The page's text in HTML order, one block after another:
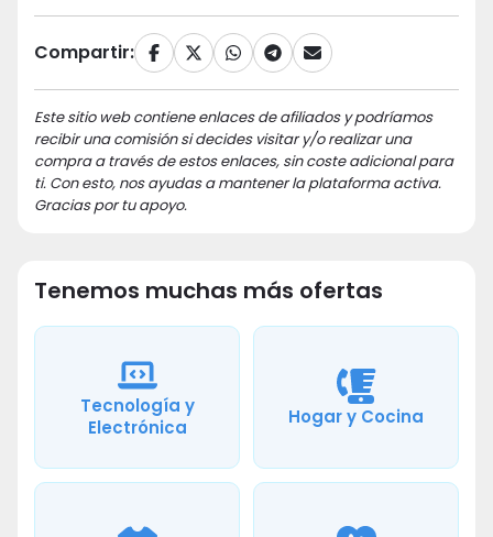
Compartir:
Este sitio web contiene enlaces de afiliados y podríamos
recibir una comisión si decides visitar y/o realizar una
compra a través de estos enlaces, sin coste adicional para
ti. Con esto, nos ayudas a mantener la plataforma activa.
Gracias por tu apoyo.
Tenemos muchas más ofertas
Tecnología y
Electrónica
Hogar y Cocina